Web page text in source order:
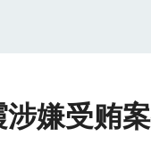
嫌受贿